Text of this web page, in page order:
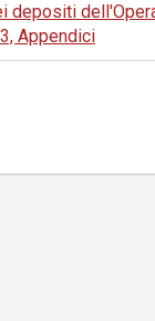
depositi
Appendici